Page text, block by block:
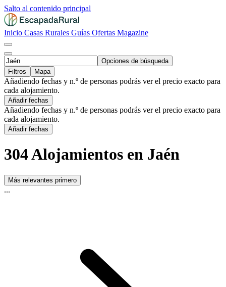
Salto al contenido principal
Inicio Casas Rurales Guías Ofertas Magazine
Opciones de búsqueda
Filtros
Mapa
Añadiendo fechas y n.º de personas podrás ver el precio exacto para
cada alojamiento.
Añadir fechas
Añadiendo fechas y n.º de personas podrás ver el precio exacto para
cada alojamiento.
Añadir fechas
304 Alojamientos en Jaén
Más relevantes primero
...